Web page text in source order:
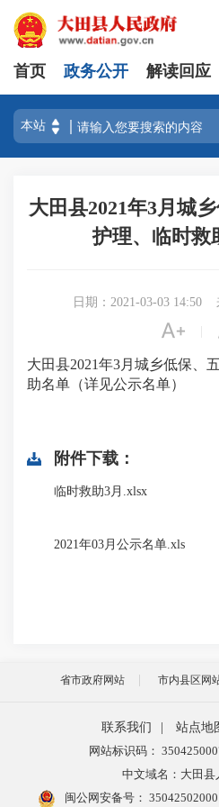
首页 政务公开 解读回应
大田县2021年3月城
护理、临时救
日期：2021-03-03 14:50

大田县2021年3月城乡低保、
助名单（详见公示名单）
附件下载：
临时救助3月.xlsx
2021年03月公示名单.xls
省市政府网站 市内县区网
联系我们 站点地
网站标识码：
中文域名：大田县
闽公网安备号：